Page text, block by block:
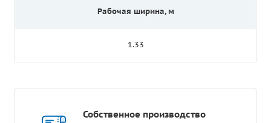
Рабочая ширина, м
1.33
Собственное производство